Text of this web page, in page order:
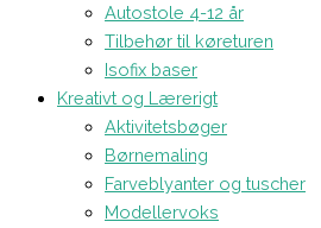
Autostole 4-12 år
Tilbehør til køreturen
Isofix baser
Kreativt og Lærerigt
Aktivitetsbøger
Børnemaling
Farveblyanter og tuscher
Modellervoks